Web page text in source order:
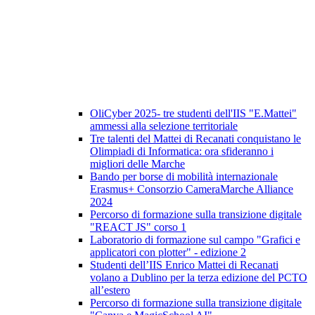
OliCyber 2025- tre studenti dell'IIS "E.Mattei"
ammessi alla selezione territoriale
Tre talenti del Mattei di Recanati conquistano le
Olimpiadi di Informatica: ora sfideranno i
migliori delle Marche
Bando per borse di mobilità internazionale
Erasmus+ Consorzio CameraMarche Alliance
2024
Percorso di formazione sulla transizione digitale
"REACT JS" corso 1
Laboratorio di formazione sul campo "Grafici e
applicatori con plotter" - edizione 2
Studenti dell’IIS Enrico Mattei di Recanati
volano a Dublino per la terza edizione del PCTO
all’estero
Percorso di formazione sulla transizione digitale